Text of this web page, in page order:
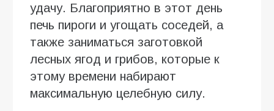
удачу. Благоприятно в этот день
печь пироги и угощать соседей, а
также заниматься заготовкой
лесных ягод и грибов, которые к
этому времени набирают
максимальную целебную силу.